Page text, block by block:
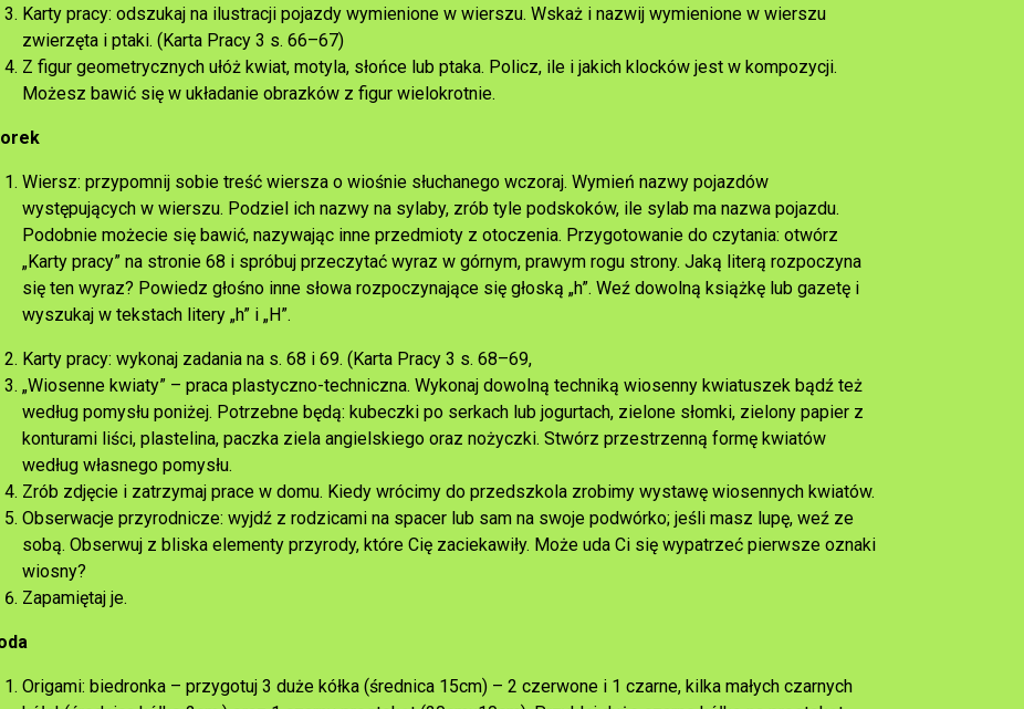
Karty pracy: odszukaj na ilustracji pojazdy wymienione w wierszu. Wskaż i nazwij wymienione w wierszu
zwierzęta i ptaki. (Karta Pracy 3 s. 66–67)
Z figur geometrycznych ułóż kwiat, motyla, słońce lub ptaka. Policz, ile i jakich klocków jest w kompozycji.
Możesz bawić się w układanie obrazków z figur wielokrotnie.
Wiersz: przypomnij sobie treść wiersza o wiośnie słuchanego wczoraj. Wymień nazwy pojazdów
występujących w wierszu. Podziel ich nazwy na sylaby, zrób tyle podskoków, ile sylab ma nazwa pojazdu.
Podobnie możecie się bawić, nazywając inne przedmioty z otoczenia. Przygotowanie do czytania: otwórz
„Karty pracy” na stronie 68 i spróbuj przeczytać wyraz w górnym, prawym rogu strony. Jaką literą rozpoczyna
się ten wyraz? Powiedz głośno inne słowa rozpoczynające się głoską „h”. Weź dowolną książkę lub gazetę i
wyszukaj w tekstach litery „h” i „H”.
Karty pracy: wykonaj zadania na s. 68 i 69. (Karta Pracy 3 s. 68–69,
„Wiosenne kwiaty” – praca plastyczno-techniczna. Wykonaj dowolną techniką wiosenny kwiatuszek bądź też
według pomysłu poniżej. Potrzebne będą: kubeczki po serkach lub jogurtach, zielone słomki, zielony papier z
konturami liści, plastelina, paczka ziela angielskiego oraz nożyczki. Stwórz przestrzenną formę kwiatów
według własnego pomysłu.
Zrób zdjęcie i zatrzymaj prace w domu. Kiedy wrócimy do przedszkola zrobimy wystawę wiosennych kwiatów.
Obserwacje przyrodnicze: wyjdź z rodzicami na spacer lub sam na swoje podwórko; jeśli masz lupę, weź ze
sobą. Obserwuj z bliska elementy przyrody, które Cię zaciekawiły. Może uda Ci się wypatrzeć pierwsze oznaki
wiosny?
Zapamiętaj je.
Origami: biedronka – przygotuj 3 duże kółka (średnica 15cm) – 2 czerwone i 1 czarne, kilka małych czarnych